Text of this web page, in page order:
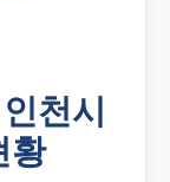
천시
황